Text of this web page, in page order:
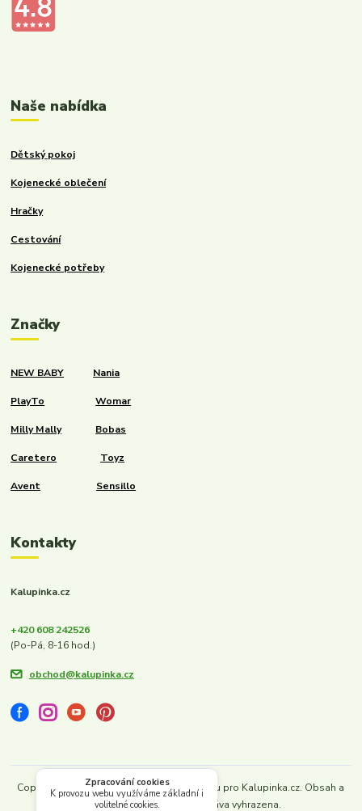
Naše nabídka
Dětský pokoj
Kojenecké oblečení
Hračky
Cestování
Kojenecké potřeby
Značky
NEW BABY Nania
PlayTo Womar
Milly Mally Bobas
Caretero Toyz
Avent Sensillo
Kontakty
Kalupinka.cz
+420 608 242526
(Po-Pá, 8-16 hod.)
obchod@kalupinka.cz
Copyright © 2022–2026. Vytvořeno s láskou pro Kalupinka.cz. Obsah a
design chráněny. Všechna práva vyhrazena.
Zpracování cookies
K provozu webu využíváme základní i
volitelné cookies.